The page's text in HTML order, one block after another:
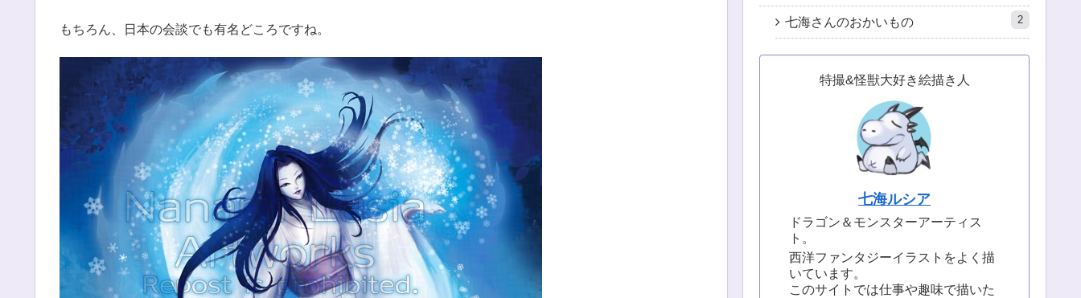
もちろん、日本の会談でも有名どころですね。
七海さんのおかいもの 2
特撮&怪獣大好き絵描き人
七海ルシア
ドラゴン＆モンスターアーティス
ト。
西洋ファンタジーイラストをよく描
いています。
このサイトでは仕事や趣味で描いた